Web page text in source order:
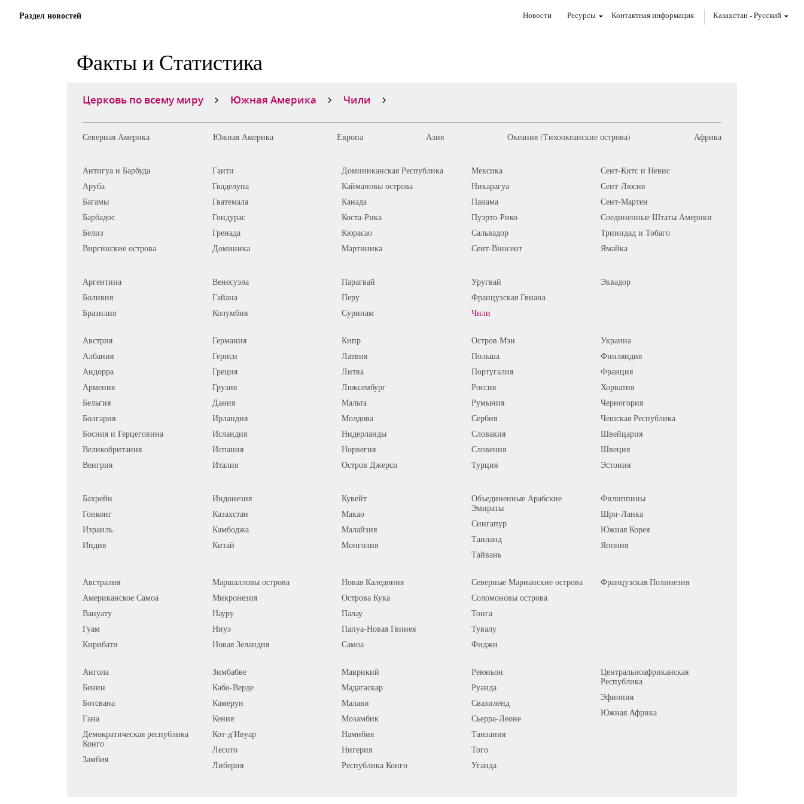
Раздел новостей Новости Ресурсы Контактная информация Казахстан-Pусский
Факты и Статистика
Церковь по всему миру Южная Америка Чили
Северная Америка Южная Америка Европа Азия Океания (Тихоокеанские острова) Африка
Антигуа и Барбуда
Аруба
Багамы
Барбадос
Белиз
Виргинские острова
Гаити
Гваделупа
Гватемала
Гондурас
Гренада
Доминика
Доминиканская Республика
Каймановы острова
Канада
Коста-Рика
Кюрасао
Мартиника
Мексика
Никарагуа
Панама
Пуэрто-Рико
Сальвадор
Сент-Винсент
Сент-Китс и Невис
Сент-Люсия
Сент-Мартен
Соединенные Штаты Америки
Тринидад и Тобаго
Ямайка
Аргентина
Боливия
Бразилия
Венесуэла
Гайана
Колумбия
Парагвай
Перу
Суринам
Уругвай
Французская Гвиана
Чили
Эквадор
Австрия
Албания
Андорра
Армения
Бельгия
Болгария
Босния и Герцеговина
Великобритания
Венгрия
Германия
Гернси
Греция
Грузия
Дания
Ирландия
Исландия
Испания
Италия
Кипр
Латвия
Литва
Люксембург
Мальта
Молдова
Нидерланды
Норвегия
Остров Джерси
Остров Мэн
Польша
Португалия
Россия
Румыния
Сербия
Словакия
Словения
Турция
Украина
Финляндия
Франция
Хорватия
Черногория
Чешская Республика
Швейцария
Швеция
Эстония
Бахрейн
Гонконг
Израиль
Индия
Индонезия
Казахстан
Камбоджа
Китай
Кувейт
Макао
Малайзия
Монголия
Объединенные Арабские
Эмираты
Сингапур
Таиланд
Тайвань
Филиппины
Шри-Ланка
Южная Корея
Япония
Австралия
Американское Самоа
Вануату
Гуам
Кирибати
Маршалловы острова
Микронезия
Науру
Ниуэ
Новая Зеландия
Новая Каледония
Острова Кука
Палау
Папуа-Новая Гвинея
Самоа
Северные Марианские острова
Соломоновы острова
Тонга
Тувалу
Фиджи
Французская Полинезия
Ангола
Бенин
Ботсвана
Гана
Демократическая республика
Конго
Замбия
Зимбабве
Кабо-Верде
Камерун
Кения
Кот-д'Ивуар
Лесото
Либерия
Маврикий
Мадагаскар
Малави
Мозамбик
Намибия
Нигерия
Республика Конго
Реюньон
Руанда
Свазиленд
Сьерра-Леоне
Танзания
Того
Уганда
Центральноафриканская
Республика
Эфиопия
Южная Африка